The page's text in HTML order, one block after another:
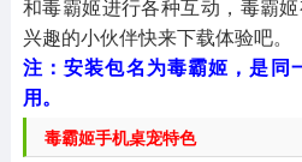
和毒霸姬进行各种互动，毒霸
兴趣的小伙伴快来下载体验吧。
注：安装包名为毒霸姬，是同
用。
毒霸姬手机桌宠特色